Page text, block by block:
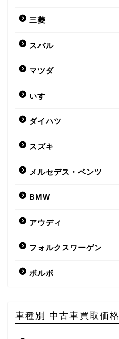
三菱
スバル
マツダ
いすゞ
ダイハツ
スズキ
メルセデス・ベンツ
BMW
アウディ
フォルクスワーゲン
ボルボ
車種別 中古車買取価格